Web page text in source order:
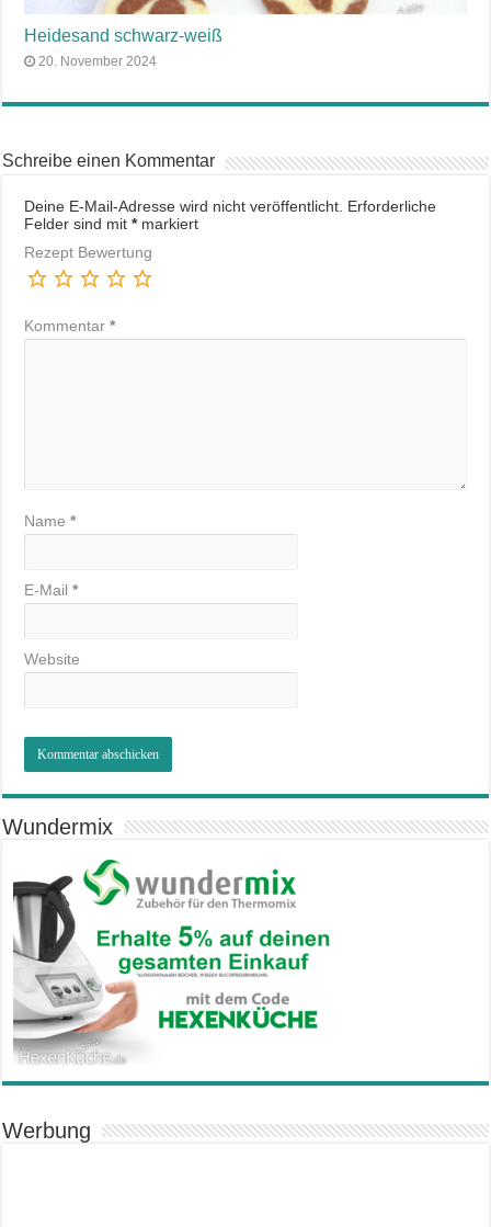
Heidesand schwarz-weiß
20. November 2024
Schreibe einen Kommentar
Deine E-Mail-Adresse wird nicht veröffentlicht. Erforderliche
Felder sind mit*markiert
Rezept Bewertung
Kommentar*
Name*
E-Mail*
Website
Wundermix
Werbung